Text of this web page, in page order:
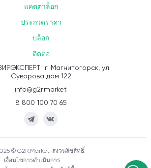
แคตตาล็อก
ประกวดราคา
บล็อก
ติดต่อ
г. Магнитогорск, ул.
Суворова дом 122
info@g2r.market
8 800 100 70 65
© G2R.Market. สงวนลิขสิทธิ์.
เงื่อนไขการดำเนินการ